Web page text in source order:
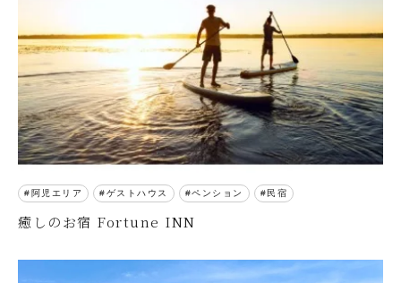
阿児エリア ゲストハウス ペンション 民宿
癒しのお宿 Fortune INN